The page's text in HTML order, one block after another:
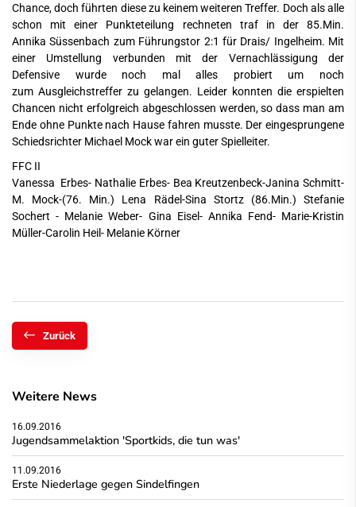
Chance, doch führten diese zu keinem weiteren Treffer. Doch als alle
schon mit einer Punkteteilung rechneten traf in der 85.Min.
Annika Süssenbach zum Führungstor 2:1 für Drais/ Ingelheim. Mit
einer Umstellung verbunden mit der Vernachlässigung der
Defensive wurde noch mal alles probiert um noch
zum Ausgleichstreffer zu gelangen. Leider konnten die erspielten
Chancen nicht erfolgreich abgeschlossen werden, so dass man am
Ende ohne Punkte nach Hause fahren musste. Der eingesprungene
Schiedsrichter Michael Mock war ein guter Spielleiter.
FFC II
Vanessa Erbes- Nathalie Erbes- Bea Kreutzenbeck-Janina Schmitt-
M. Mock-(76. Min.) Lena Rädel-Sina Stortz (86.Min.) Stefanie
Sochert - Melanie Weber- Gina Eisel- Annika Fend- Marie-Kristin
Müller-Carolin Heil- Melanie Körner
Zurück
Weitere News
16.09.2016
Jugendsammelaktion 'Sportkids, die tun was'
11.09.2016
Erste Niederlage gegen Sindelfingen